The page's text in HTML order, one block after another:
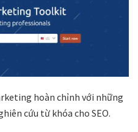
hoàn chỉnh với những
cứu từ khóa cho SEO.